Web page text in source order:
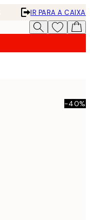
IR PARA A CAIXA
-40%